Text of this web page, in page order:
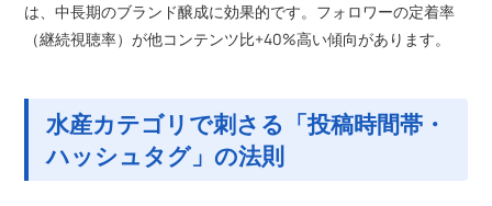
は、中長期のブランド醸成に効果的です。フォロワーの定着率
（継続視聴率）が他コンテンツ比+40%高い傾向があります。
水産カテゴリで刺さる「投稿時間帯・
ハッシュタグ」の法則